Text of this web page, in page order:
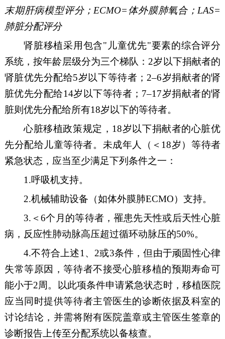
末期肝病模型评分；ECMO=体外膜肺氧合；LAS=
肺脏分配评分
肾脏移植采用包含" 儿童优先"要素的综合评分
系统，按年龄层级分为三个梯队： 2岁以下捐献者的
肾脏优先分配给5岁以下等待者； 2–6岁捐献者的肾
脏优先分配给14岁以下等待者； 7–17岁捐献者的肾
脏则优先分配给所有18岁以下的等待者。
心脏移植政策规定， 18岁以下捐献者的心脏优
先分配给儿童等待者。 未成年人（＜ 18岁）等待者
紧急状态，应当至少满足下列条件之一：
1.呼吸机支持。
2.机械辅助设备（如体外膜肺ECMO）支持。
3. ＜6个月的等待者，罹患先天性或后天性心脏
病，反应性肺动脉高压超过循环动脉压的50%。
4.不符合上述1 、 2或3条件，但由于顽固性心律
失常等原因，等待者不接受心脏移植的预期寿命可
能小于2周。以此项条件申请紧急状态时，移植医院
应当同时提供等待者主管医生的诊断依据及科室的
讨论结论，并需将附有医院盖章或主管医生签章的
诊断报告上传至分配系统以备核查。